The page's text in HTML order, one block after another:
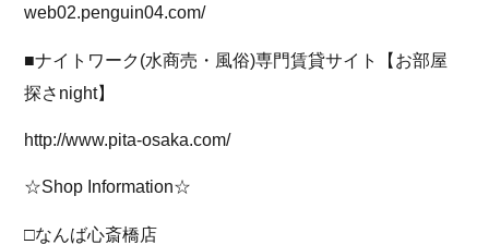
web02.penguin04.com/
■ナイトワーク(水商売・風俗)専門賃貸サイト【お部屋
探さnight】
http://www.pita-osaka.com/
☆Shop Information☆
□なんば心斎橋店